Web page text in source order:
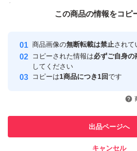
付与しています
安心取引出品者
心・安全
取引実績
引を完
での取引
この商品の情報をコピ
商品画像の無断転載は禁止されて
コピーされた情報は必ずご自身の
してください
コピーは1商品につき1回です
出品ページへ
キャンセル
この商品をみている人にオススメ